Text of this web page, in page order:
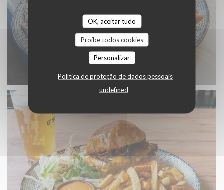
OK, aceitar tudo
Proíbe todos cookies
Personalizar
Política de proteção de dados pessoais
undefined